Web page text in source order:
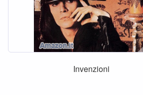
Invenzioni